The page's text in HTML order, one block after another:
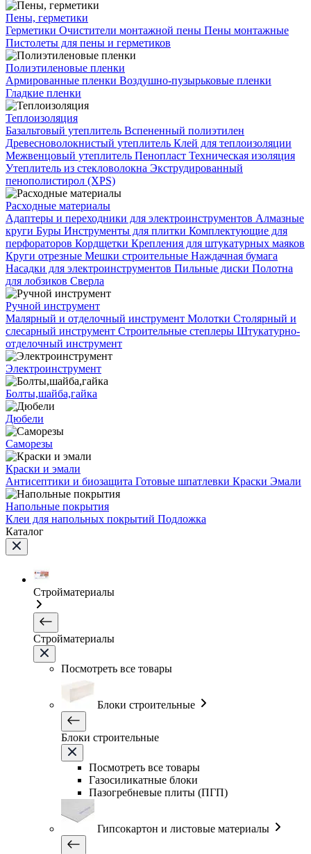
Пены, герметики
Герметики Очистители монтажной пены Пены монтажные
Пистолеты для пены и герметиков
Полиэтиленовые пленки
Армированные пленки Воздушно-пузырьковые пленки
Гладкие пленки
Теплоизоляция
Базальтовый утеплитель Вспененный полиэтилен
Древесноволокнистый утеплитель Клей для теплоизоляции
Межвенцовый утеплитель Пенопласт Техническая изоляция
Утеплитель из стекловолокна Экструдированный
пенополистирол (XPS)
Расходные материалы
Адаптеры и переходники для электроинструментов Алмазные
круги Буры Инструменты для плитки Комплектующие для
перфораторов Кордщетки Крепления для штукатурных маяков
Круги отрезные Мешки строительные Наждачная бумага
Насадки для электроинструментов Пильные диски Полотна
для лобзиков Сверла
Ручной инструмент
Малярный и отделочный инструмент Молотки Столярный и
слесарный инструмент Строительные степлеры Штукатурно-
отделочный инструмент
Электроинструмент
Болты,шайба,гайка
Дюбели
Саморезы
Краски и эмали
Антисептики и биозащита Готовые шпатлевки Краски Эмали
Напольные покрытия
Клеи для напольных покрытий Подложка
Каталог
Стройматериалы
Стройматериалы
Посмотреть все товары
Блоки строительные
Блоки строительные
Посмотреть все товары
Газосиликатные блоки
Пазогребневые плиты (ПГП)
Гипсокартон и листовые материалы